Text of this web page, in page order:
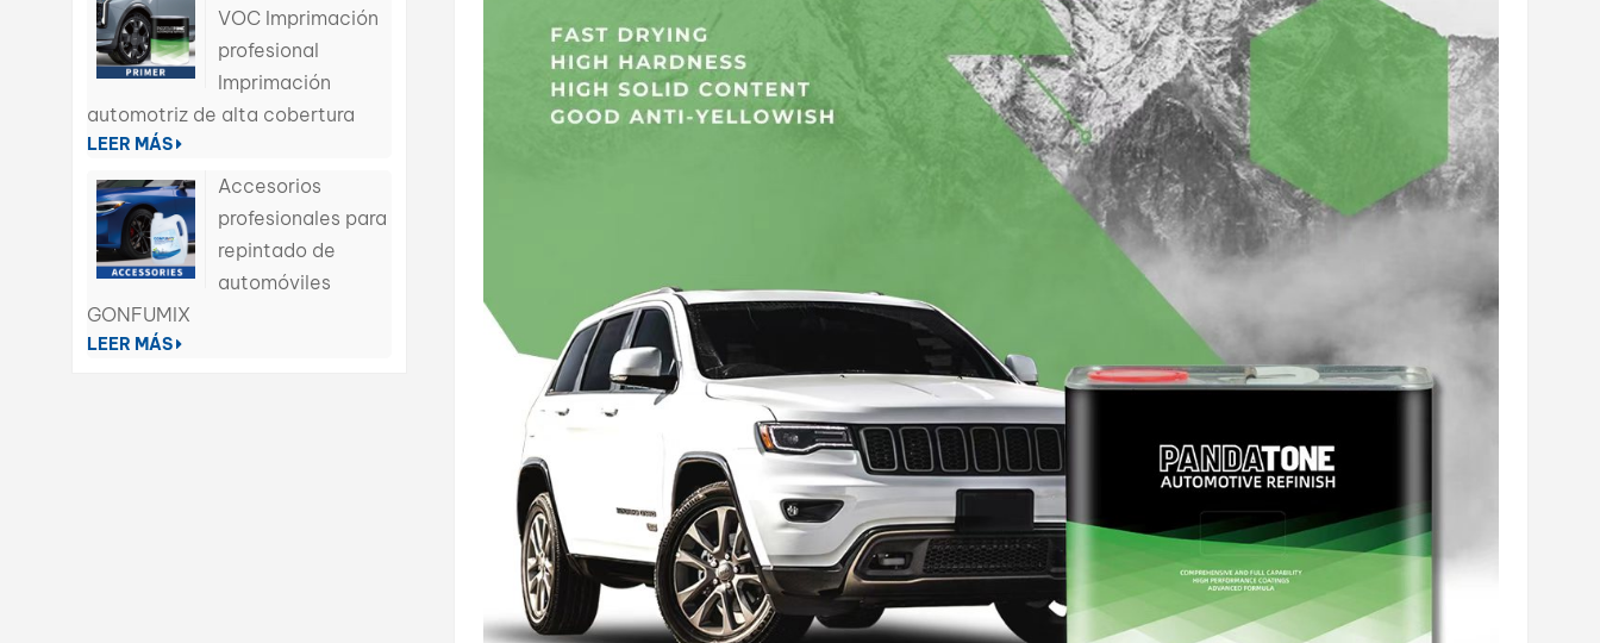
VOC Imprimación
profesional
Imprimación
automotriz de alta cobertura
LEER MÁS
Accesorios
profesionales para
repintado de
automóviles
GONFUMIX
LEER MÁS